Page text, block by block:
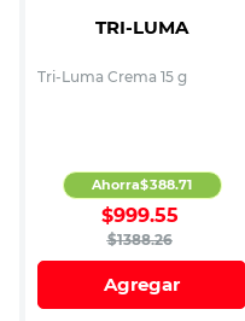
TRI-LUMA
Tri-Luma Crema 15 g
$1388.26
$999.55
Ahorra$388.71
Agregar